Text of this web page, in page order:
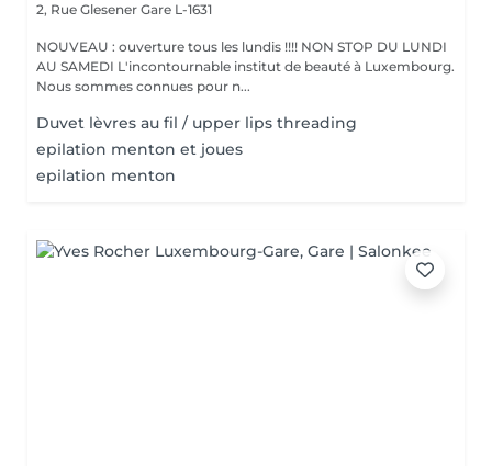
2, Rue Glesener Gare L-1631
NOUVEAU : ouverture tous les lundis !!!! NON STOP DU LUNDI
AU SAMEDI L'incontournable institut de beauté à Luxembourg.
Nous sommes connues pour n...
Duvet lèvres au fil / upper lips threading
epilation menton et joues
epilation menton